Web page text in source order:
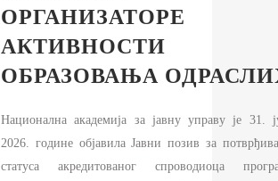
ОРГАНИЗАТОРЕ
АКТИВНОСТИ
ОБРАЗОВАЊА
Национална академија за јавну управу је 31.
2026. године објавила Јавни позив за
статуса акредитованог спроводиоца